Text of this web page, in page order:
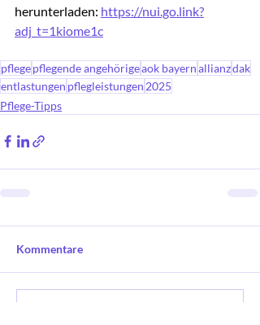
herunterladen: https://nui.go.link?
adj_t=1kiome1c
pflegepflegende angehörigeaok bayernallianzdak
entlastungen pflegleistungen 2025
Pflege-Tipps
Kommentare